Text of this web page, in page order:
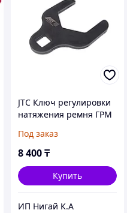
JTC Ключ регулировки
натяжения ремня ГРМ
Под заказ
8 400 ₸
Купить
ИП Нигай К.А